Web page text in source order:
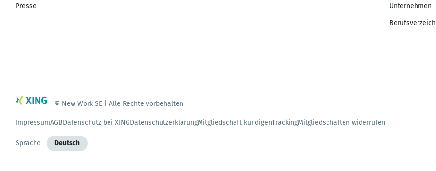
Presse Unternehmen
© New Work SE | Alle Rechte vorbehalten
ImpressumAGBDatenschutz bei XINGDatenschutzerklärungMitgliedschaft kündigenTrackingMitgliedschaften widerrufen
Sprache Deutsch